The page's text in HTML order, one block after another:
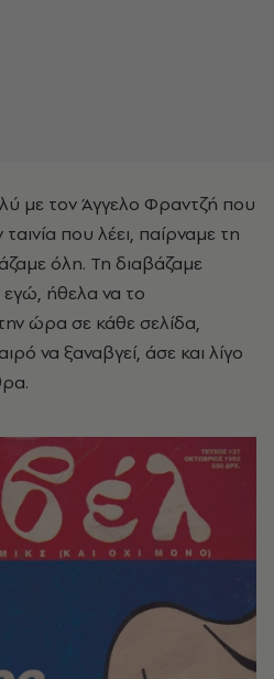
με τον Άγγελο Φραντζή που
που λέει, παίρναμε τη
όλη. Τη διαβάζαμε
εγώ, ήθελα να το
ώρα σε κάθε σελίδα,
να ξαναβγεί, άσε και λίγο